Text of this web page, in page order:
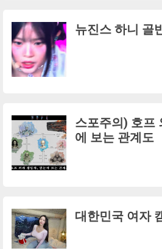
뉴진스 하니 골
스포주의) 호프
에 보는 관계도
대한민국 여자